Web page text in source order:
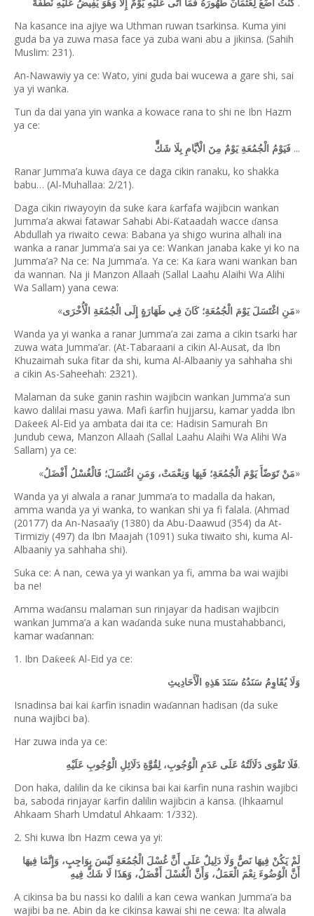
كُنْتُ أَضَعُ لِعُثْمَانَ طَهُورَهُ فَمَا أَتَى عَلَيْهِ يَوْمٌ إِلَّا وَهُوَ يُفِيضُ عَلَيْهِ نُطْفَةً
Na kasance ina ajiye wa Uthman ruwan tsarkinsa. Kuma yini
guda ba ya zuwa masa face ya zuba wani abu a jikinsa. (Sahih
Muslim: 231).
An-Nawawiy ya ce: Wato, yini guda bai wucewa a gare shi, sai
ya yi wanka.
Tun da dai yana yin wanka a kowace rana to shi ne Ibn Hazm
ya ce:
فَيَوْمُ الْجُمُعَةِ يَوْمٌ مِنَ الْأيَّامِ بِلَا شَكٍّ ...
Ranar Jumma’a kuwa ɗaya ce daga cikin ranaku, ko shakka
babu… (Al-Muhallaa: 2/21).
Daga cikin riwayoyin da suke ƙara ƙarfafa wajibcin wankan
Jumma’a akwai fatawar Sahabi Abi-Ƙataadah wacce ɗansa
Abdullah ya riwaito cewa: Babana ya shigo wurina alhali ina
wanka a ranar Jumma’a sai ya ce: Wankan janaba kake yi ko na
Jumma’a? Na ce: Na Jumma’a. Ya ce: Ka ƙara wani wankan ban
da wannan. Na ji Manzon Allaah (Sallal Laahu Alaihi Wa Alihi
Wa Sallam) yana cewa:
«مَنِ اغْتَسَلَ يَوْمَ الْجُمُعَةِ؛ كَانَ فِي طَهَارَةٍ إِلَى الْجُمُعَةِ الْأُخْرَى»
Wanda ya yi wanka a ranar Jumma’a zai zama a cikin tsarki har
zuwa wata Jumma’ar. (At-Tabaraani a cikin Al-Ausat, da Ibn
Khuzaimah suka fitar da shi, kuma Al-Albaaniy ya sahhaha shi
a cikin As-Saheehah: 2321).
Malaman da suke ganin rashin wajibcin wankan Jumma’a sun
kawo dalilai masu yawa. Mafi ƙarfin hujjarsu, kamar yadda Ibn
Daƙeeƙ Al-Eid ya ambata dai ita ce: Hadisin Samurah Bn
Jundub cewa, Manzon Allaah (Sallal Laahu Alaihi Wa Alihi Wa
Sallam) ya ce:
«مَنْ تَوَضّأَ يَوْمَ الْجُمُعَةِ؛ فَبِهَا وَنِعْمَتْ، وَمَنِ اغْتَسَلَ؛ فَالْغُسْلُ أَفْضَلُ»
Wanda ya yi alwala a ranar Jumma’a to madalla da hakan,
amma wanda ya yi wanka, to wankan shi ya fi falala. (Ahmad
(20177) da An-Nasaa’iy (1380) da Abu-Daawud (354) da At-
Tirmiziy (497) da Ibn Maajah (1091) suka tiwaito shi, kuma Al-
Albaaniy ya sahhaha shi).
Suka ce: A nan, cewa ya yi wankan ya fi, amma ba wai wajibi
ba ne!
Amma waɗansu malaman sun rinjayar da hadisan wajibcin
wankan Jumma’a a kan waɗanda suke nuna mustahabbanci,
kamar waɗannan:
1. Ibn Daƙeeƙ Al-Eid ya ce:
وَلَا يُقَاوِمُ سَنَدُهُ سَنَدَ هَذِهِ الْأَحَادِيثِ
Isnadinsa bai kai ƙarfin isnadin waɗannan hadisan (da suke
nuna wajibci ba).
Har zuwa inda ya ce:
فَلَا تَقْوَى دَلَالَتُهُ عَلَى عَدَمِ الْوُجُوبِ، لِقُوَّةِ دَلَائِلِ الْوُجُوبِ عَلَيْهِ.
Don haka, dalilin da ke cikinsa bai kai ƙarfin nuna rashin wajibci
ba, saboda rinjayar ƙarfin dalilin wajibcin a kansa. (Ihkaamul
Ahkaam Sharh Umdatul Ahkaam: 1/332).
2. Shi kuwa Ibn Hazm cewa ya yi:
لَمْ يَكُنْ فِيهَا نَصٌّ وَلَا دَلِيلٌ عَلَى أَنَّ غُسْلَ الْجُمُعَةِ لَيْسَ بِوَاجِبٍ، وَإِنَّمَا فِيهَا
أَنَّ الْوُضُوءَ نِعْمَ الْعَمَلُ، وَأَنَّ الْغُسْلَ أَفْضَلُ، وَهَذَا لَا شَكَّ فِيهِ
A cikinsa ba bu nassi ko dalili a kan cewa wankan Jumma’a ba
wajibi ba ne. Abin da ke cikinsa kawai shi ne cewa: Ita alwala